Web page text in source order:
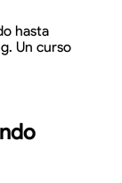
hasta
Un curso